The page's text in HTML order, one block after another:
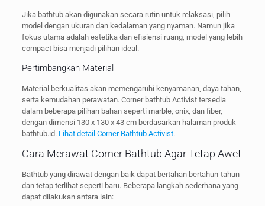
Jika bathtub akan digunakan secara rutin untuk relaksasi, pilih
model dengan ukuran dan kedalaman yang nyaman. Namun jika
fokus utama adalah estetika dan efisiensi ruang, model yang lebih
compact bisa menjadi pilihan ideal.
Pertimbangkan Material
Material berkualitas akan memengaruhi kenyamanan, daya tahan,
serta kemudahan perawatan. Corner bathtub Activist tersedia
dalam beberapa pilihan bahan seperti marble, onix, dan fiber,
dengan dimensi 130 x 130 x 43 cm berdasarkan halaman produk
bathtub.id. Lihat detail Corner Bathtub Activist.
Cara Merawat Corner Bathtub Agar Tetap Awet
Bathtub yang dirawat dengan baik dapat bertahan bertahun-tahun
dan tetap terlihat seperti baru. Beberapa langkah sederhana yang
dapat dilakukan antara lain: